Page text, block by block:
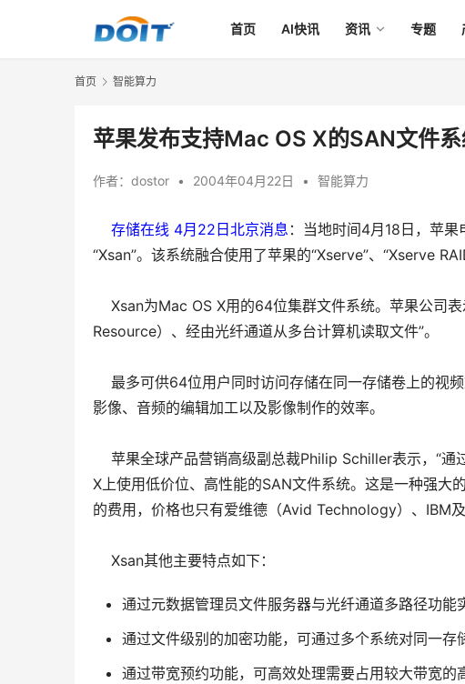
首页 AI快讯 资讯 专题
首页 智能算力
苹果发布支持Mac OS X的SAN文件系
作者： dostor • 2004年04月22日 • 智能算力
存储在线 4月22日北京消息 ：当地时间4月18日，苹
“Xsan”。该系统融合使用了苹果的“Xserve”、“Xserve
Xsan为Mac OS X用的64位集群文件系统。苹果公司
Resource）、经由光纤通道从多台计算机读取文件”。
最多可供64位用户同时访问存储在同一存储卷上的视
影像、音频的编辑加工以及影像制作的效率。
苹果全球产品营销高级副总裁Philip Schiller表示，“
X上使用低价位、高性能的SAN文件系统。这是一种强大
的费用，价格也只有爱维德（Avid Technology）、IBM
Xsan其他主要特点如下：
通过元数据管理员文件服务器与光纤通道多路径功能
通过文件级别的加密功能，可通过多个系统对同一存
通过带宽预约功能，可高效处理需要占用较大带宽的